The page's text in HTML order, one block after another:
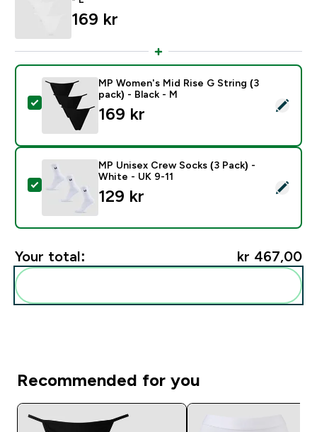
169 kr‎
Select this product - MP Women's Mid Rise G String
MP Women's Mid Rise G String (3
pack) - Black - M
169 kr‎
Select this product - MP Unisex Crew Socks (3 Pack)
MP Unisex Crew Socks (3 Pack) -
White - UK 9-11
129 kr‎
Your total: kr 467,00‎
Recommended for you